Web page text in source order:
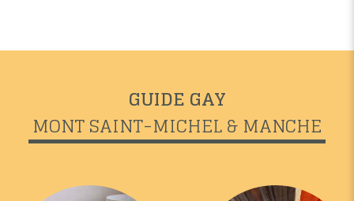
GUIDE GAY
MONT SAINT-MICHEL & MANCHE